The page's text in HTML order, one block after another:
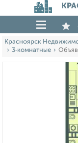
Красноярск
3‑комнатные